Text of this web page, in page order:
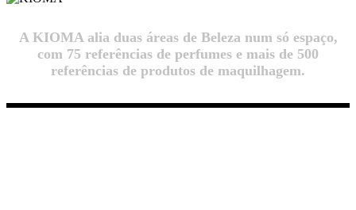
A KIOMA alia duas áreas de Beleza num só espaço,
com 75 referências de perfumes e mais de 500
referências de produtos de maquilhagem.